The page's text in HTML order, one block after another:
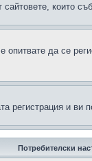
които
да се
регистрация и ви
Потребителски